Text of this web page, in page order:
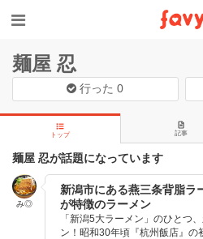
麺屋 忍
行った0
トップ 記事
麺屋 忍が話題になっています
み◎
新潟市にある燕三条背脂ラ
が特徴のラーメン
「新潟5大ラーメン」のひとつ
ン！昭和30年頃『杭州飯店』